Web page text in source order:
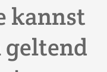
kannst